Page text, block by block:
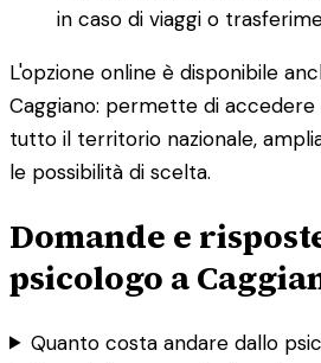
in caso di viaggi o
L'opzione online è disponibile
Caggiano: permette di accedere
tutto il territorio nazionale,
le possibilità di scelta.
Domande e
psicologo a
Quanto costa andare dallo